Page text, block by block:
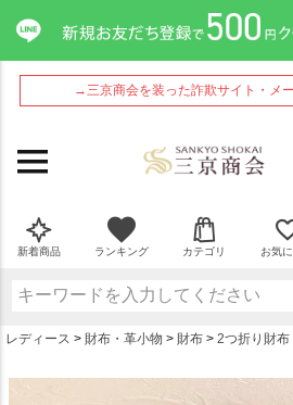
→三京商会を装った詐欺サイト・メ
新着商品 ランキング カテゴリ お気
レディース 財布・革小物 財布 2つ折り財布